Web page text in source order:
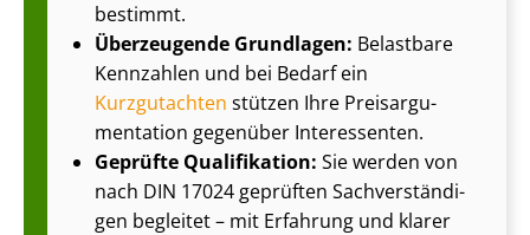
bestimmt.
Überzeugende Grundlagen: Belastbare
Kennzahlen und bei Bedarf ein
Kurzgutachten stützen Ihre Preisar­gu­
men­ta­ti­on gegenüber Interessenten.
Geprüfte Qualifikation: Sie werden von
nach DIN 17024 geprüften Sach­ver­stän­di­
gen begleitet – mit Erfahrung und klarer